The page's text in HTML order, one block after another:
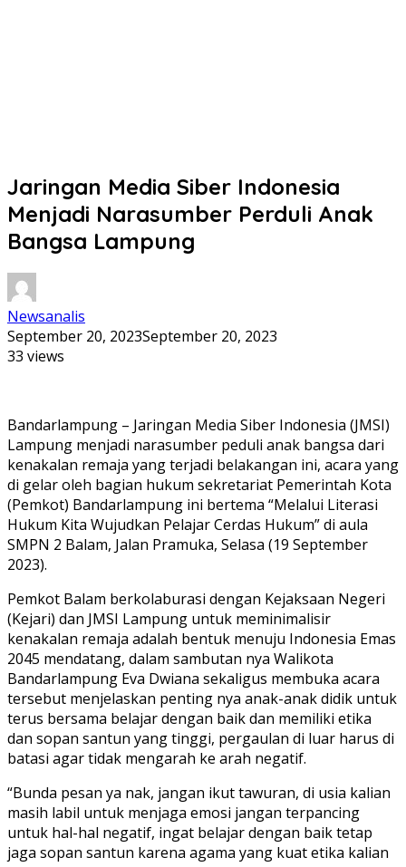
Jaringan Media Siber Indonesia
Menjadi Narasumber Perduli Anak
Bangsa Lampung
Newsanalis
September 20, 2023September 20, 2023
33 views
Bandarlampung – Jaringan Media Siber Indonesia (JMSI)
Lampung menjadi narasumber peduli anak bangsa dari
kenakalan remaja yang terjadi belakangan ini, acara yang
di gelar oleh bagian hukum sekretariat Pemerintah Kota
(Pemkot) Bandarlampung ini bertema “Melalui Literasi
Hukum Kita Wujudkan Pelajar Cerdas Hukum” di aula
SMPN 2 Balam, Jalan Pramuka, Selasa (19 September
2023).
Pemkot Balam berkolaburasi dengan Kejaksaan Negeri
(Kejari) dan JMSI Lampung untuk meminimalisir
kenakalan remaja adalah bentuk menuju Indonesia Emas
2045 mendatang, dalam sambutan nya Walikota
Bandarlampung Eva Dwiana sekaligus membuka acara
tersebut menjelaskan penting nya anak-anak didik untuk
terus bersama belajar dengan baik dan memiliki etika
dan sopan santun yang tinggi, pergaulan di luar harus di
batasi agar tidak mengarah ke arah negatif.
“Bunda pesan ya nak, jangan ikut tawuran, di usia kalian
masih labil untuk menjaga emosi jangan terpancing
untuk hal-hal negatif, ingat belajar dengan baik tetap
jaga sopan santun karena agama yang kuat etika kalian